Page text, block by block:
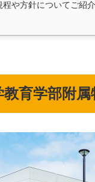
や方針についてご紹介
教育学部附